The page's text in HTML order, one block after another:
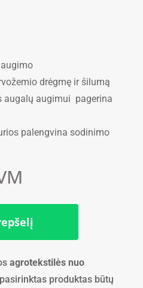
drėgmę ir šilumą
augalų augimui pagerina
palengvina sodinimo
agrotekstilės nuo
produktas būtų